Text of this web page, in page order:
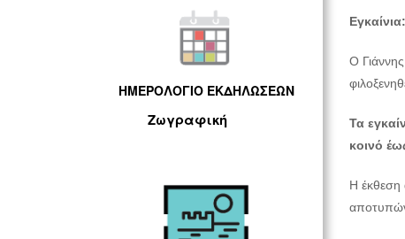
ΗΜΕΡΟΛΟΓΙΟ ΕΚΔΗΛΩΣΕΩΝ
Ζωγραφική
Εγκαίνια:
Ο
Τα
κοινό
Η έκθεση